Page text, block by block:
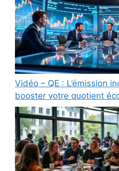
Vidéo – QE : L’émission
booster votre quotient